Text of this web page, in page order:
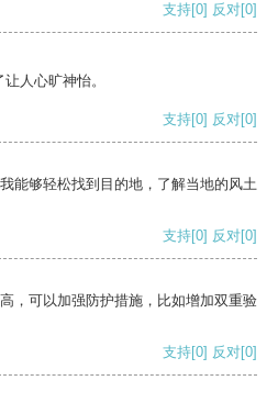
支持[0] 反对[0]
人心旷神怡。
支持[0] 反对[0]
能够轻松找到目的地，了解当地的风土
支持[0] 反对[0]
，可以加强防护措施，比如增加双重验
支持[0] 反对[0]